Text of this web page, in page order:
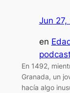
Jun 27,
en
En 1492,
Granada, un
hacía algo